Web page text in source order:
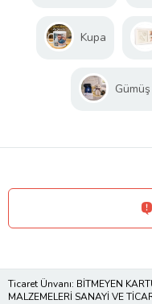
Kupa
Ticaret Ünvanı: BİTMEYEN
MALZEMELERİ SANAYİ VE